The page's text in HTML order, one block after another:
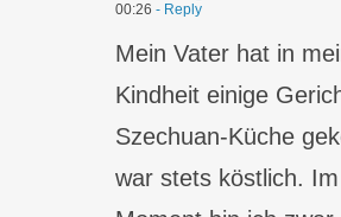
00:26 - Reply
Mein Vater hat in
Kindheit einige
Szechuan-Küche
war stets köstlich. Im